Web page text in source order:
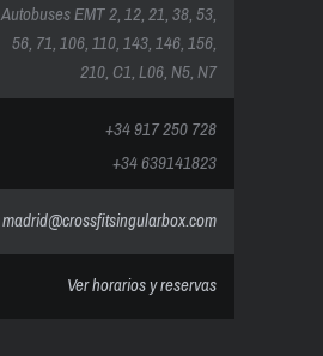
Autobuses EMT 2, 12, 21, 38, 53,
56, 71, 106, 110, 143, 146, 156,
210, C1, L06, N5, N7
+34 917 250 728
+34 639141823
madrid@crossfitsingularbox.com
Ver horarios y reservas